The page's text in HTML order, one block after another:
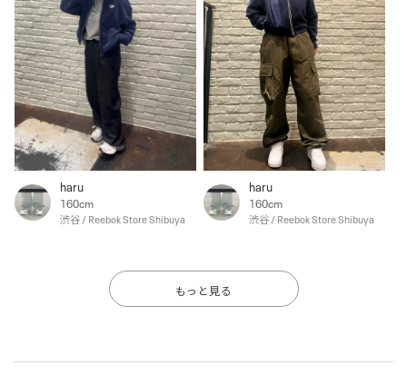
haru
160cm
渋谷 / Reebok Store Shibuya
haru
160cm
渋谷 / Reebok Store Shibuya
もっと見る